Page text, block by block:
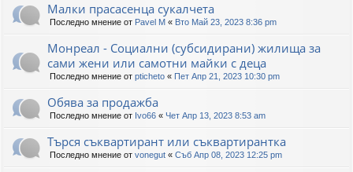
Малки прасасенца сукалчета
Последно мнение от Pavel M « Вто Май 23, 2023 8:36 pm
Монреал - Социални (субсидирани) жилища за
сами жени или самотни майки с деца
Последно мнение от pticheto « Пет Апр 21, 2023 10:30 pm
Обява за продажба
Последно мнение от Ivo66 « Чет Апр 13, 2023 8:53 am
Търся съквартирант или съквартирантка
Последно мнение от vonegut « Съб Апр 08, 2023 12:25 pm